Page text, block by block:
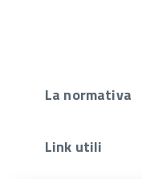
La normativa
Link utili